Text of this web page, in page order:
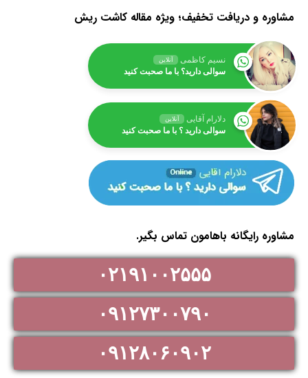
مشاوره و دریافت تخفیف؛ ویژه مقاله کاشت ریش
نسیم کاظمی آنلاین
سوالی دارید؟ با ما صحبت کنید
دلارام آقایی آنلاین
سوالی دارید ؟ با ما صحبت کنید
مشاوره رایگانه باهامون تماس بگیر.
۰۲۱۹۱۰۰۲۵۵۵
۰۹۱۲۷۳۰۰۷۹۰
۰۹۱۲۸۰۶۰۹۰۲